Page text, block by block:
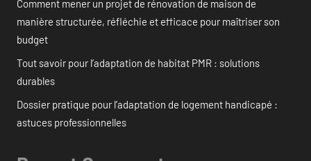
Comment mener un projet de rénovation de maison de
manière structurée, réfléchie et efficace pour maîtriser son
budget
Tout savoir pour l’adaptation de habitat PMR : solutions
durables
Dossier pratique pour l’adaptation de logement handicapé :
astuces professionnelles